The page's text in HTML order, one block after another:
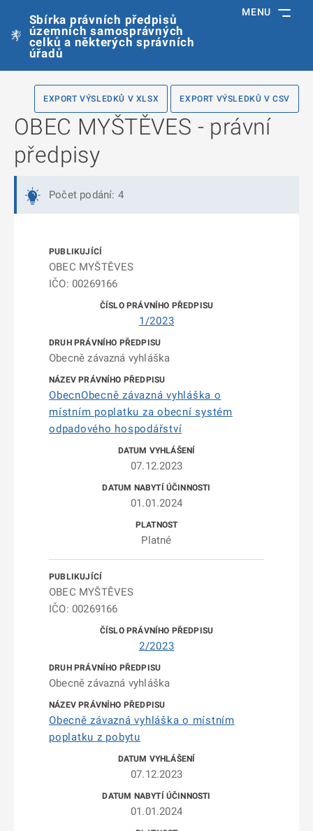
Sbírka právních předpisů
územních samosprávných
celků a některých správních
úřadů
MENU
EXPORT VÝSLEDKŮ V XLSX EXPORT VÝSLEDKŮ V CSV
OBEC MYŠTĚVES - právní
předpisy
Počet podání: 4
OBEC MYŠTĚVES
IČO: 00269166
1/2023
Obecně závazná vyhláška
ObecnObecně závazná vyhláška o
místním poplatku za obecní systém
odpadového hospodářství
07.12.2023
01.01.2024
Platné
OBEC MYŠTĚVES
IČO: 00269166
2/2023
Obecně závazná vyhláška
Obecně závazná vyhláška o místním
poplatku z pobytu
07.12.2023
01.01.2024